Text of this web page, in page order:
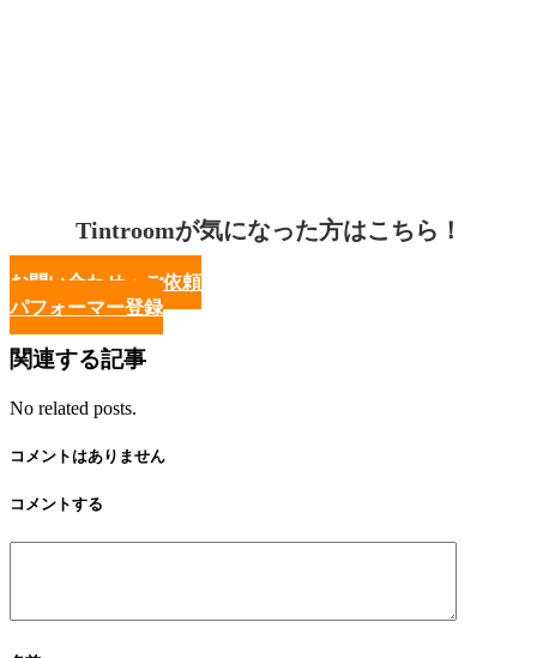
Tintroomが気になった方はこちら！
お問い合わせ・ご依頼
パフォーマー登録
関連する記事
No related posts.
コメントはありません
コメントする